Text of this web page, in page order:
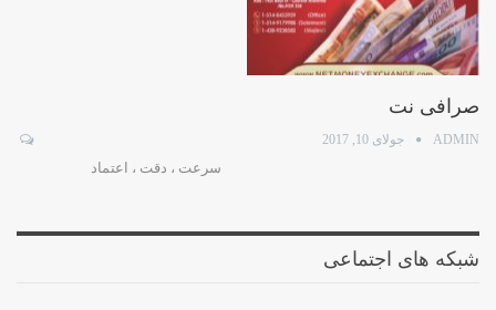
صرافی نت
ADMIN جولای 10, 2017
سرعت ، دقت ، اعتماد
شبکه های اجتماعی